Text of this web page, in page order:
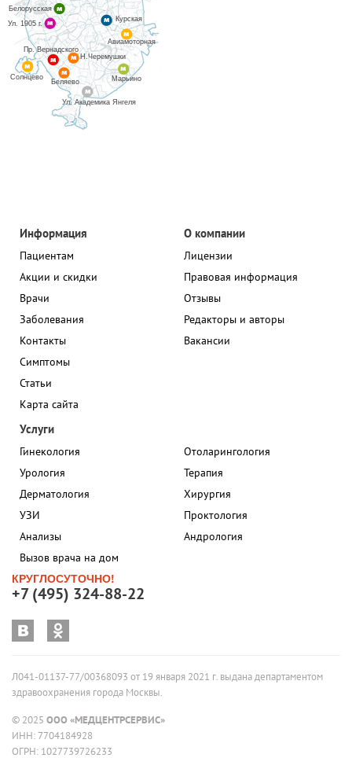
Белорусская
Курская
Ул. 1905 г.
Авиамоторная
Беляево Марьино
Н.Черемушки
Пр. Вернадского
Солнцево
Ул. Академика Янгеля
Информация
Пациентам
Акции и скидки
Врачи
Заболевания
Контакты
Симптомы
Статьи
Карта сайта
О компании
Лицензии
Правовая информация
Отзывы
Редакторы и авторы
Вакансии
Услуги
Гинекология
Урология
Дерматология
УЗИ
Анализы
Вызов врача на дом
Отоларингология
Терапия
Хирургия
Проктология
Андрология
КРУГЛОСУТОЧНО!
+7 (495) 324-88-22
Л041-01137-77/00368093 от 19 января 2021 г. выдана департаментом
здравоохранения города Москвы.
© 2025 ООО «МЕДЦЕНТРСЕРВИС»
ИНН: 7704184928
ОГРН: 1027739726233